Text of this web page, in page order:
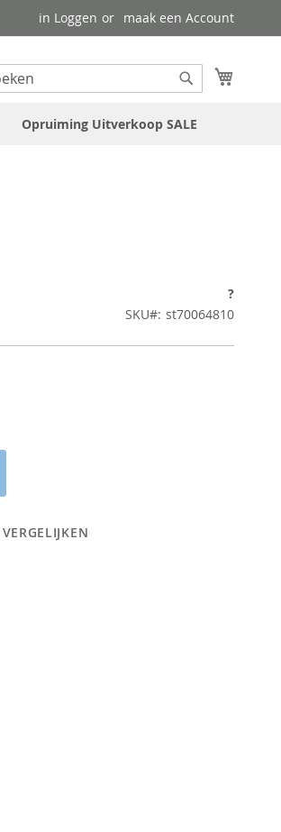
in Loggen maak een Account
Opruiming Uitverkoop SALE
?
SKU
st70064810